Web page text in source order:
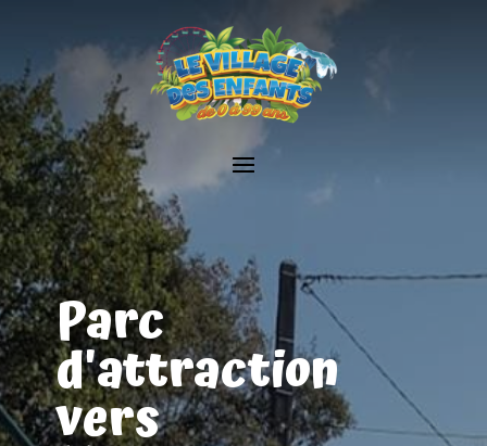
Parc
d'attraction
vers